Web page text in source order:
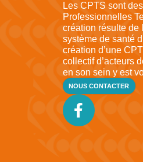
Les CPTS sont
Professionnelles
création résulte de
système de santé
création d’une
collectif d’acteurs
en son sein y est
NOUS CONTACTER